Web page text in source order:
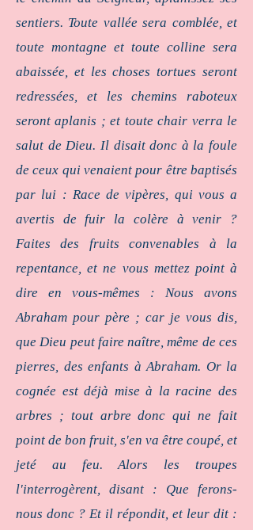
sentiers. Toute vallée sera comblée, et
toute montagne et toute colline sera
abaissée, et les choses tortues seront
redressées, et les chemins raboteux
seront aplanis ; et toute chair verra le
salut de Dieu. Il disait donc à la foule
de ceux qui venaient pour être baptisés
par lui : Race de vipères, qui vous a
avertis de fuir la colère à venir ?
Faites des fruits convenables à la
repentance, et ne vous mettez point à
dire en vous-mêmes : Nous avons
Abraham pour père ; car je vous dis,
que Dieu peut faire naître, même de ces
pierres, des enfants à Abraham. Or la
cognée est déjà mise à la racine des
arbres ; tout arbre donc qui ne fait
point de bon fruit, s'en va être coupé, et
jeté au feu. Alors les troupes
l'interrogèrent, disant : Que ferons-
nous donc ? Et il répondit, et leur dit :